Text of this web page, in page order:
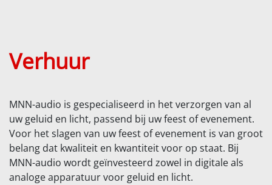
Verhuur
MNN-audio is gespecialiseerd in het verzorgen van al
uw geluid en licht, passend bij uw feest of evenement.
Voor het slagen van uw feest of evenement is van groot
belang dat kwaliteit en kwantiteit voor op staat. Bij
MNN-audio wordt geïnvesteerd zowel in digitale als
analoge apparatuur voor geluid en licht.